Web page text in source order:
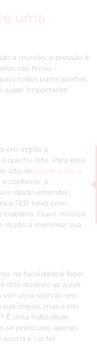
uma
a reunião, a pressão é
são feiros –
todos participantes.
super importante.
em inglês é
que foi dito. Para essa
alto de inglês e focar
e conhecer a
rápido entender,
a TED talks com
trabalho. Ouvir música
muito a melhorar sua
na faculdade é fazer
dito durante as aulas
em uma reunião em
sua língua, mas e em
É uma habilidade
se preocupe, apenas
acima e vai ter